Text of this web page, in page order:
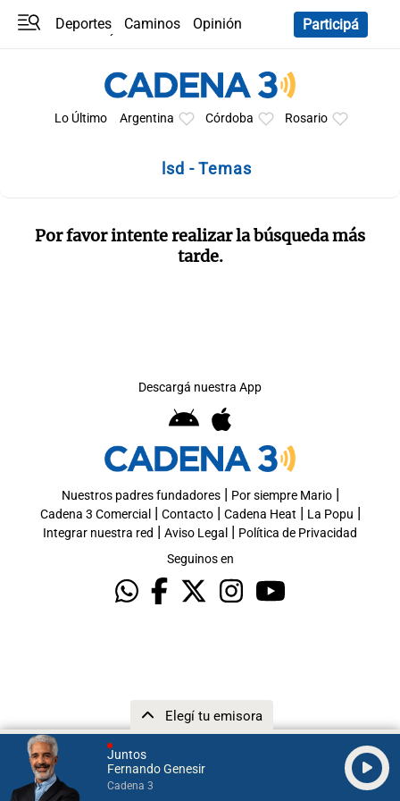
Juntos
Fernando Genesir
Cadena 3
Elegí tu emisora
Deportes Caminos
Opinión
Participá
Lo Último Argentina Córdoba Rosario
lsd - Temas
Por favor intente realizar la búsqueda más
tarde.
Descargá nuestra App
Nuestros padres fundadores| Por siempre Mario|
Cadena 3 Comercial | Contacto| Cadena Heat | La Popu |
Integrar nuestra red | Aviso Legal | Política de Privacidad
Seguinos en